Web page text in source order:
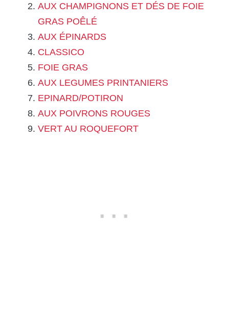
AUX CHAMPIGNONS ET DÉS DE FOIE
GRAS POÊLÉ
AUX ÉPINARDS
CLASSICO
FOIE GRAS
AUX LEGUMES PRINTANIERS
EPINARD/POTIRON
AUX POIVRONS ROUGES
VERT AU ROQUEFORT